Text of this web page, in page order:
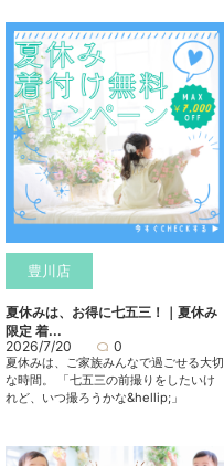
豊川店
夏休みは、お得に七五三！｜夏休み
限定 着...
2026/7/20
0
夏休みは、ご家族みんなで過ごせる大切
な時間。 「七五三の前撮りをしたいけ
れど、いつ撮ろうかな&hellip;」